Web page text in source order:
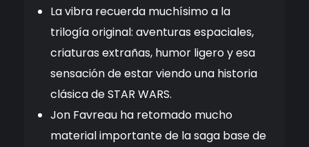
La vibra recuerda muchísimo a la
trilogía original: aventuras espaciales,
criaturas extrañas, humor ligero y esa
sensación de estar viendo una historia
clásica de STAR WARS.
Jon Favreau ha retomado mucho
material importante de la saga base de